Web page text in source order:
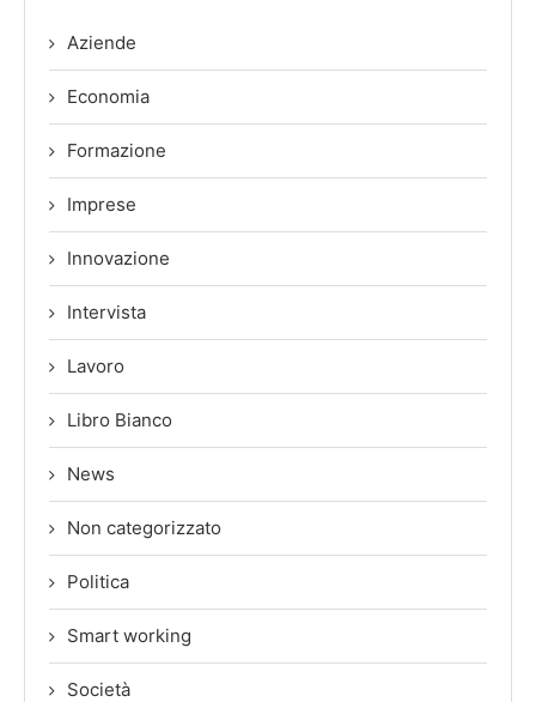
Aziende
Economia
Formazione
Imprese
Innovazione
Intervista
Lavoro
Libro Bianco
News
Non categorizzato
Politica
Smart working
Società